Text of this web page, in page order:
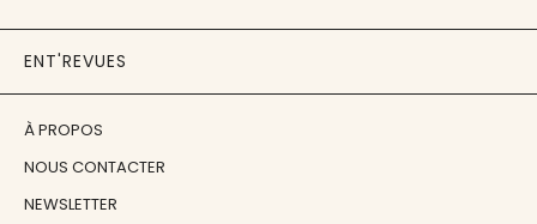
ENT'REVUES
À PROPOS
NOUS CONTACTER
NEWSLETTER